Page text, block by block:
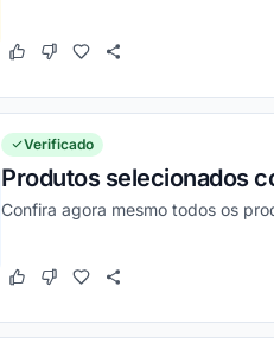
Este cupom funcionou
Este cupom não funcionou
Verificado
Produtos selecionados
Confira agora mesmo todos os
Este cupom funcionou
Este cupom não funcionou